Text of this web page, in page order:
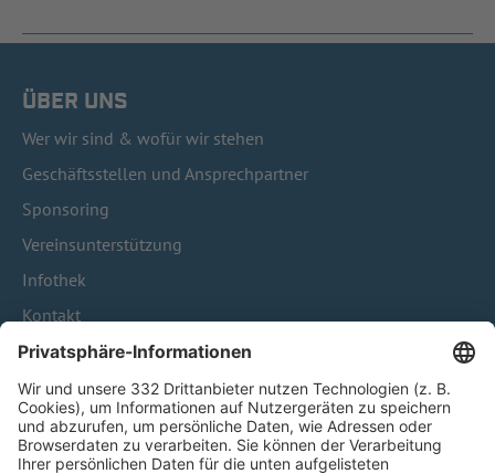
ÜBER UNS
Wer wir sind & wofür wir stehen
Geschäftsstellen und Ansprechpartner
Sponsoring
Vereinsunterstützung
Infothek
Kontakt
HÄUFIG BESUCHTE SEITEN
Pässe und Vereinswechsel
Trainerausbildung